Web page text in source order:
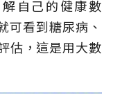
自己的健康數
可看到糖尿病、
估，這是用大數